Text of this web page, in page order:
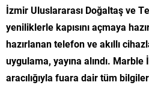
İzmir Uluslararası Doğaltaş ve
yeniliklerle kapısını açmaya
hazırlanan telefon ve akıllı
uygulama, yayına alındı.
aracılığıyla fuara dair tüm